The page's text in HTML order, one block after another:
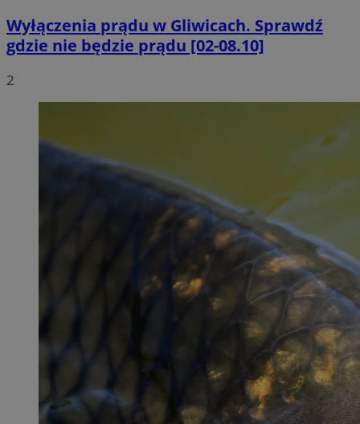
Wyłączenia prądu w Gliwicach. Sprawdź
gdzie nie będzie prądu [02-08.10]
2